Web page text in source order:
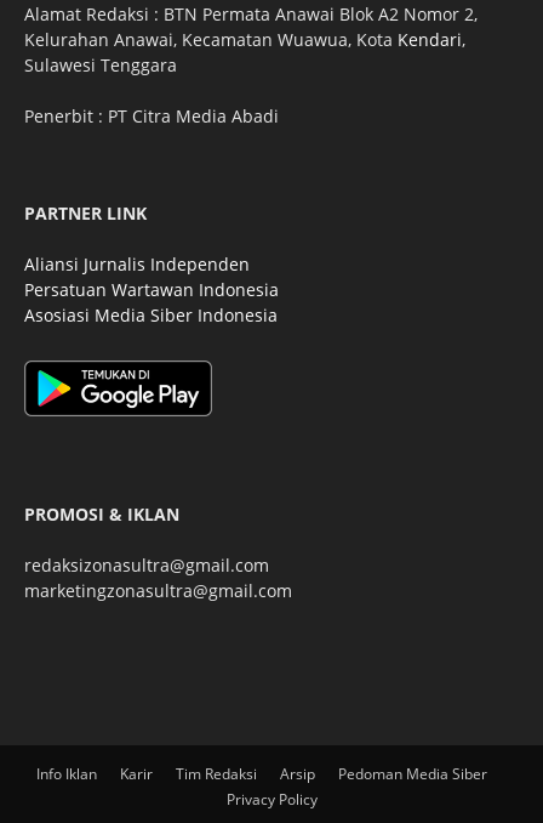
Alamat Redaksi : BTN Permata Anawai Blok A2 Nomor 2,
Kelurahan Anawai, Kecamatan Wuawua, Kota Kendari,
Sulawesi Tenggara
Penerbit : PT Citra Media Abadi
PARTNER LINK
Aliansi Jurnalis Independen
Persatuan Wartawan Indonesia
Asosiasi Media Siber Indonesia
PROMOSI & IKLAN
redaksizonasultra@gmail.com
marketingzonasultra@gmail.com
Info Iklan Karir Tim Redaksi Arsip
Pedoman Media Siber
Privacy Policy